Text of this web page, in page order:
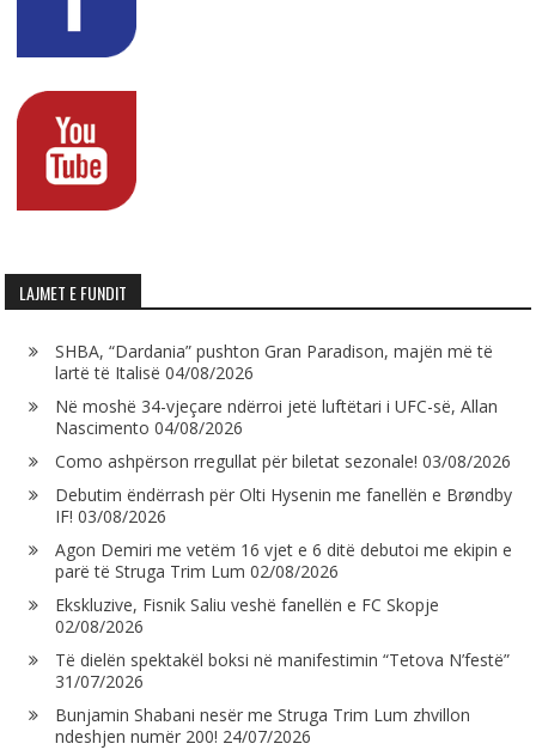
LAJMET E FUNDIT
SHBA, “Dardania” pushton Gran Paradison, majën më të
lartë të Italisë 04/08/2026
Në moshë 34-vjeçare ndërroi jetë luftëtari i UFC-së, Allan
Nascimento 04/08/2026
Como ashpërson rregullat për biletat sezonale! 03/08/2026
Debutim ëndërrash për Olti Hysenin me fanellën e Brøndby
IF! 03/08/2026
Agon Demiri me vetëm 16 vjet e 6 ditë debutoi me ekipin e
parë të Struga Trim Lum 02/08/2026
Ekskluzive, Fisnik Saliu veshë fanellën e FC Skopje
02/08/2026
Të dielën spektakël boksi në manifestimin “Tetova N’festë”
31/07/2026
Bunjamin Shabani nesër me Struga Trim Lum zhvillon
ndeshjen numër 200! 24/07/2026